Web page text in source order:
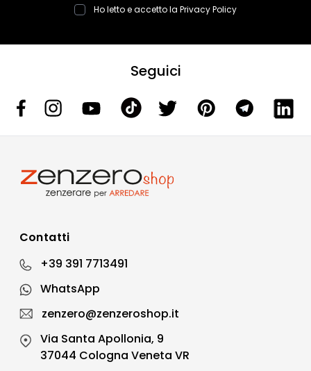
Ho letto e accetto la Privacy Policy
Seguici
Contatti
+39 391 7713491
WhatsApp
zenzero@zenzeroshop.it
Via Santa Apollonia, 9
37044 Cologna Veneta VR